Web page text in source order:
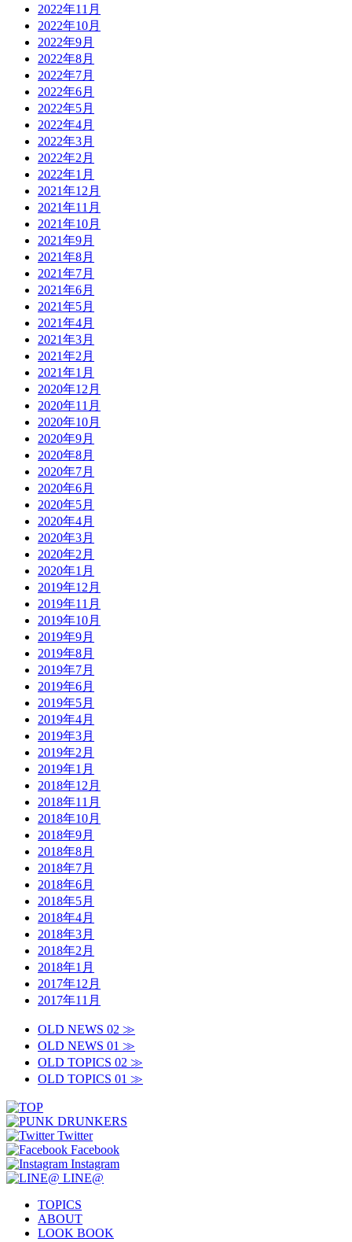
2022年11月
2022年10月
2022年9月
2022年8月
2022年7月
2022年6月
2022年5月
2022年4月
2022年3月
2022年2月
2022年1月
2021年12月
2021年11月
2021年10月
2021年9月
2021年8月
2021年7月
2021年6月
2021年5月
2021年4月
2021年3月
2021年2月
2021年1月
2020年12月
2020年11月
2020年10月
2020年9月
2020年8月
2020年7月
2020年6月
2020年5月
2020年4月
2020年3月
2020年2月
2020年1月
2019年12月
2019年11月
2019年10月
2019年9月
2019年8月
2019年7月
2019年6月
2019年5月
2019年4月
2019年3月
2019年2月
2019年1月
2018年12月
2018年11月
2018年10月
2018年9月
2018年8月
2018年7月
2018年6月
2018年5月
2018年4月
2018年3月
2018年2月
2018年1月
2017年12月
2017年11月
OLD NEWS 02 ≫
OLD NEWS 01 ≫
OLD TOPICS 02 ≫
OLD TOPICS 01 ≫
Twitter
Facebook
Instagram
LINE@
TOPICS
ABOUT
LOOK BOOK